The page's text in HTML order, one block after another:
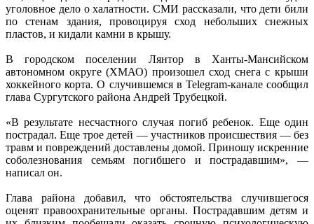
уголовное дело о халатности. СМИ рассказали, что дети били
по стенам здания, провоцируя сход небольших снежных
пластов, и кидали камни в крышу.
В городском поселении Лянтор в Ханты-Мансийском
автономном округе (ХМАО) произошел сход снега с крыши
хоккейного корта. О случившемся в Telegram-канале сообщил
глава Сургутского района Андрей Трубецкой.
«В результате несчастного случая погиб ребенок. Еще один
пострадал. Еще трое детей — участников происшествия — без
травм и повреждений доставлены домой. Приношу искренние
соболезнования семьям погибшего и пострадавшим», —
написал он.
Глава района добавил, что обстоятельства случившегося
оценят правоохранительные органы. Пострадавшим детям и